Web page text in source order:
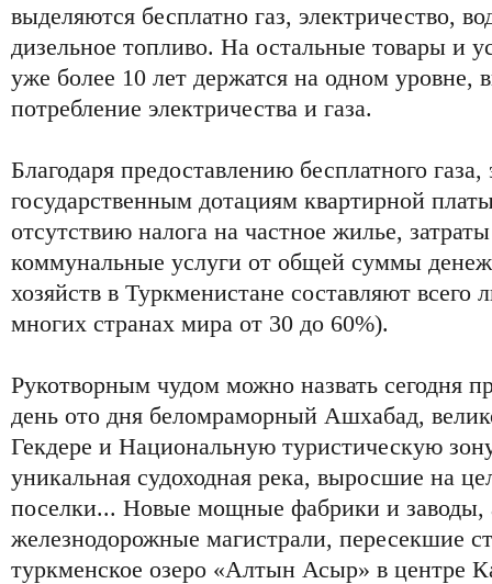
выделяются бесплатно газ, электричество,
дизельное топливо. На остальные товары и
уже более 10 лет держатся на одном уровне,
потребление электричества и газа.
Благодаря предоставлению бесплатного
государственным дотациям квартирной
отсутствию налога на частное жилье,
коммунальные услуги от общей суммы
хозяйств в Туркменистане составляют всего
многих странах мира от 30 до 60%).
Рукотворным чудом можно назвать сегодня
день ото дня беломраморный Ашхабад,
Гекдере и Национальную туристическую
уникальная судоходная река, выросшие на
поселки... Новые мощные фабрики и заводы,
железнодорожные магистрали, пересекшие
туркменское озеро «Алтын Асыр» в центре